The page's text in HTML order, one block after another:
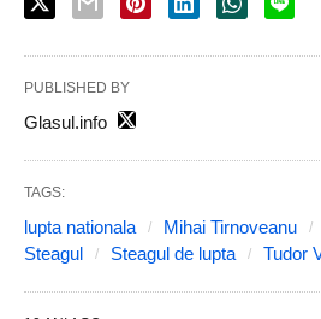
PUBLISHED BY
Glasul.info
TAGS:
lupta nationala Mihai Tirnoveanu
Steagul
Steagul de lupta Tudor